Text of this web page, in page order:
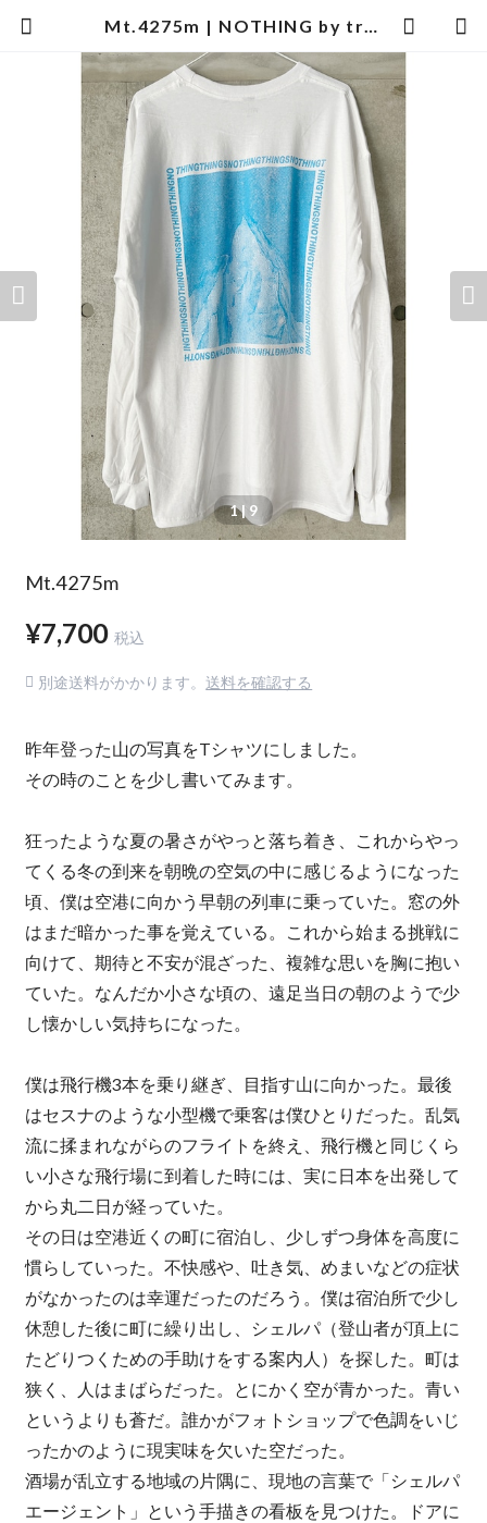
Mt.4275m | NOTHING by trinograph.
1| 9
Mt.4275m
¥7,700 税込
別途送料がかかります。 送料を確認する
昨年登った山の写真をTシャツにしました。
その時のことを少し書いてみます。
狂ったような夏の暑さがやっと落ち着き、これからやっ
てくる冬の到来を朝晩の空気の中に感じるようになった
頃、僕は空港に向かう早朝の列車に乗っていた。窓の外
はまだ暗かった事を覚えている。これから始まる挑戦に
向けて、期待と不安が混ざった、複雑な思いを胸に抱い
ていた。なんだか小さな頃の、遠足当日の朝のようで少
し懐かしい気持ちになった。
僕は飛行機3本を乗り継ぎ、目指す山に向かった。最後
はセスナのような小型機で乗客は僕ひとりだった。乱気
流に揉まれながらのフライトを終え、飛行機と同じくら
い小さな飛行場に到着した時には、実に日本を出発して
から丸二日が経っていた。
その日は空港近くの町に宿泊し、少しずつ身体を高度に
慣らしていった。不快感や、吐き気、めまいなどの症状
がなかったのは幸運だったのだろう。僕は宿泊所で少し
休憩した後に町に繰り出し、シェルパ（登山者が頂上に
たどりつくための手助けをする案内人）を探した。町は
狭く、人はまばらだった。とにかく空が青かった。青い
というよりも蒼だ。誰かがフォトショップで色調をいじ
ったかのように現実味を欠いた空だった。
酒場が乱立する地域の片隅に、現地の言葉で「シェルパ
エージェント」という手描きの看板を見つけた。ドアに